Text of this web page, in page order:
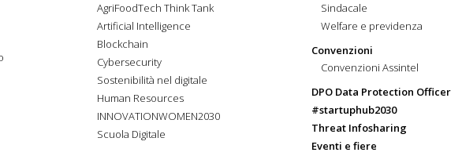
AgriFoodTech Think Tank
Artificial Intelligence
Blockchain
Cybersecurity
Sostenibilità nel digitale
Human Resources
INNOVATIONWOMEN2030
Scuola Digitale
Sindacale
Welfare e previdenza
Convenzioni
Convenzioni Assintel
DPO Data Protection Officer
#startuphub2030
Threat Infosharing
Eventi e fiere